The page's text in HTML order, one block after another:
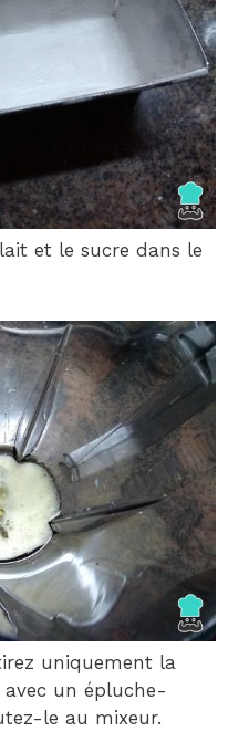
et le sucre dans le
uniquement la
un épluche-
le au mixeur.